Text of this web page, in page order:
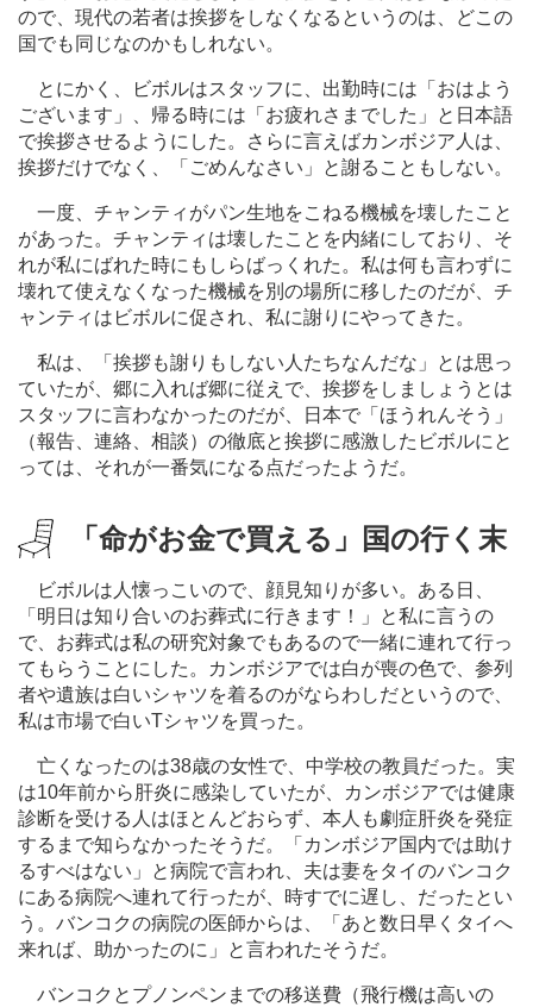
ので、現代の若者は挨拶をしなくなるというのは、どこの
国でも同じなのかもしれない。
とにかく、ビボルはスタッフに、出勤時には「おはよう
ございます」、帰る時には「お疲れさまでした」と日本語
で挨拶させるようにした。さらに言えばカンボジア人は、
挨拶だけでなく、「ごめんなさい」と謝ることもしない。
一度、チャンティがパン生地をこねる機械を壊したこと
があった。チャンティは壊したことを内緒にしており、そ
れが私にばれた時にもしらばっくれた。私は何も言わずに
壊れて使えなくなった機械を別の場所に移したのだが、チ
ャンティはビボルに促され、私に謝りにやってきた。
私は、「挨拶も謝りもしない人たちなんだな」とは思っ
ていたが、郷に入れば郷に従えで、挨拶をしましょうとは
スタッフに言わなかったのだが、日本で「ほうれんそう」
（報告、連絡、相談）の徹底と挨拶に感激したビボルにと
っては、それが一番気になる点だったようだ。
「命がお金で買える」国の行く末
ビボルは人懐っこいので、顔見知りが多い。ある日、
「明日は知り合いのお葬式に行きます！」と私に言うの
で、お葬式は私の研究対象でもあるので一緒に連れて行っ
てもらうことにした。カンボジアでは白が喪の色で、参列
者や遺族は白いシャツを着るのがならわしだというので、
私は市場で白いTシャツを買った。
亡くなったのは38歳の女性で、中学校の教員だった。実
は10年前から肝炎に感染していたが、カンボジアでは健康
診断を受ける人はほとんどおらず、本人も劇症肝炎を発症
するまで知らなかったそうだ。「カンボジア国内では助け
るすべはない」と病院で言われ、夫は妻をタイのバンコク
にある病院へ連れて行ったが、時すでに遅し、だったとい
う。バンコクの病院の医師からは、「あと数日早くタイへ
来れば、助かったのに」と言われたそうだ。
バンコクとプノンペンまでの移送費（飛行機は高いの